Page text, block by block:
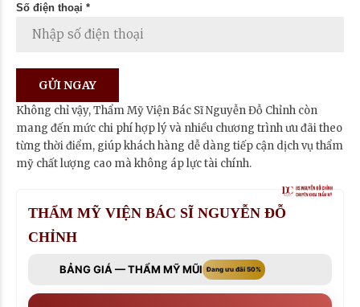
Số điện thoại *
Không chỉ vậy, Thẩm Mỹ Viện Bác Sĩ Nguyễn Đỗ Chỉnh còn
mang đến mức chi phí hợp lý và nhiều chương trình ưu đãi theo
từng thời điểm, giúp khách hàng dễ dàng tiếp cận dịch vụ thẩm
mỹ chất lượng cao mà không áp lực tài chính.
THẨM MỸ VIỆN BÁC SĨ NGUYỄN ĐỖ
CHỈNH
BẢNG GIÁ — THẨM MỸ MŨI Đang ưu đãi 50%